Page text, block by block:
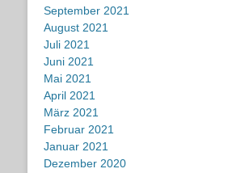
September 2021
August 2021
Juli 2021
Juni 2021
Mai 2021
April 2021
März 2021
Februar 2021
Januar 2021
Dezember 2020